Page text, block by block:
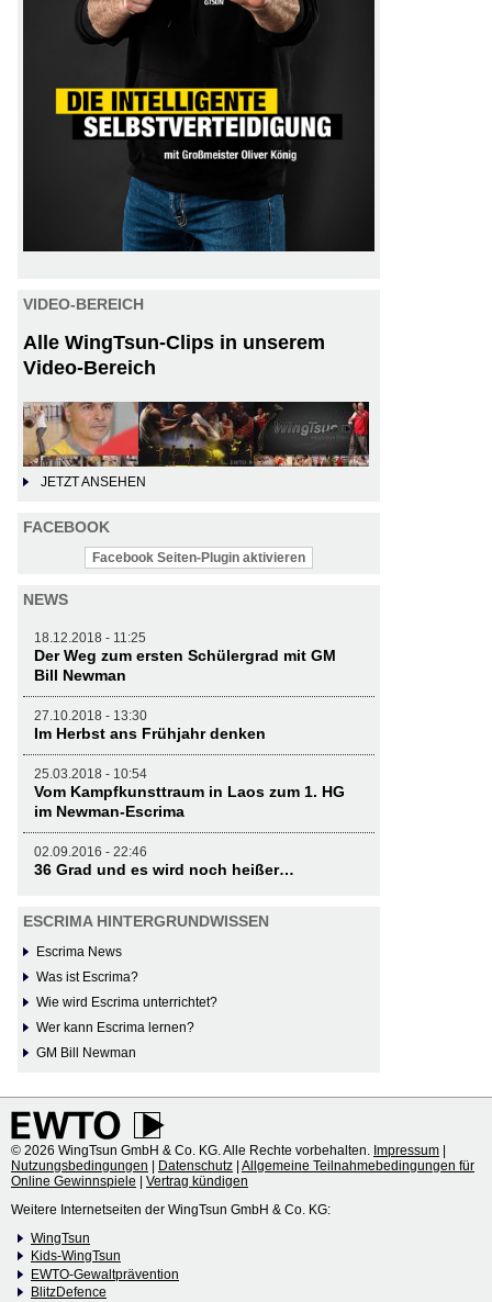
VIDEO-BEREICH
Alle WingTsun-Clips in unserem
Video-Bereich
JETZT ANSEHEN
FACEBOOK
Facebook Seiten-Plugin aktivieren
NEWS
18.12.2018 - 11:25
Der Weg zum ersten Schülergrad mit GM
Bill Newman
27.10.2018 - 13:30
Im Herbst ans Frühjahr denken
25.03.2018 - 10:54
Vom Kampfkunsttraum in Laos zum 1. HG
im Newman-Escrima
02.09.2016 - 22:46
36 Grad und es wird noch heißer…
ESCRIMA HINTERGRUNDWISSEN
Escrima News
Was ist Escrima?
Wie wird Escrima unterrichtet?
Wer kann Escrima lernen?
GM Bill Newman
© 2026 WingTsun GmbH & Co. KG. Alle Rechte vorbehalten. Impressum |
Nutzungsbedingungen | Datenschutz | Allgemeine Teilnahmebedingungen für
Online Gewinnspiele | Vertrag kündigen
Weitere Internetseiten der WingTsun GmbH & Co. KG:
WingTsun
Kids-WingTsun
EWTO-Gewaltprävention
BlitzDefence